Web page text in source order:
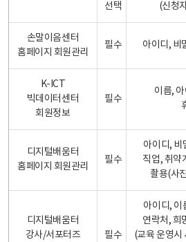
선택 (신청
손말이음센터
홈페이지 회원관리
필수 아이디, 비
K-ICT
빅데이터센터
회원정보
필수
이름,
디지털배움터
홈페이지 회원관리
필수
아이디, 비
직업, 취약
촬용(사
디지털배움터
강사/서포터즈
필수
아이디, 이
연락처, 희
(교육 운영시